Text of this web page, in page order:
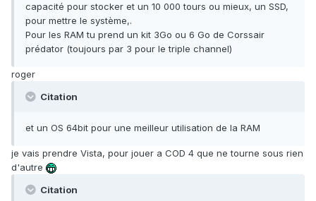
capacité pour stocker et un 10 000 tours ou mieux, un SSD,
pour mettre le système,.
Pour les RAM tu prend un kit 3Go ou 6 Go de Corssair
prédator (toujours par 3 pour le triple channel)
roger
Citation
et un OS 64bit pour une meilleur utilisation de la RAM
je vais prendre Vista, pour jouer a COD 4 que ne tourne sous rien
d'autre
Citation